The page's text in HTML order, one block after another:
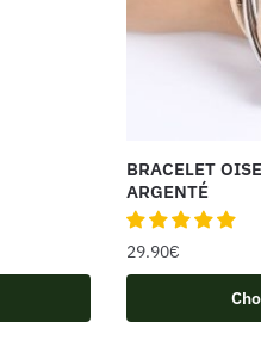
BRACELET
ARGENTÉ
29.90€